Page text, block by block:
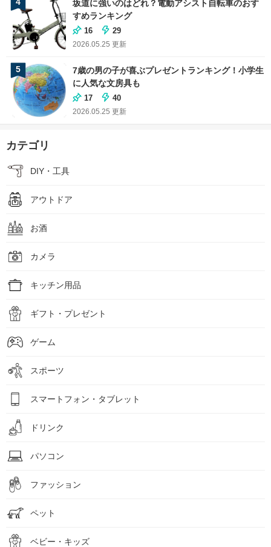
坂道に強いのはどれ？電動アシスト自転車のおす
すめランキング
16 29
2026.05.25 更新
5
7歳の男の子が喜ぶプレゼントランキング！小学生
に人気な文房具も
17 40
2026.05.25 更新
カテゴリ
DIY・工具
アウトドア
お酒
カメラ
キッチン用品
ギフト・プレゼント
ゲーム
スポーツ
スマートフォン・タブレット
ドリンク
パソコン
ファッション
ペット
ベビー・キッズ